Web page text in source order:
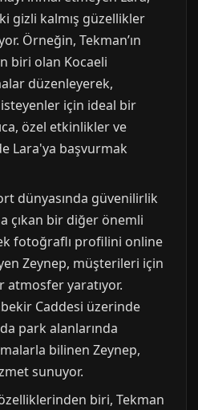
gizli kalmış güzellikler
Örneğin, Tekman’ın
biri olan Kocaeli
düzenleyerek,
için ideal bir
özel etkinlikler ve
Lara'ya başvurmak
dünyasında güvenilirlik
çıkan bir diğer önemli
fotoğraflı profilini online
Zeynep, müşterileri için
yaratıyor.
Caddesi üzerinde
park alanlarında
bilinen Zeynep,
sunuyor.
biri, Tekman